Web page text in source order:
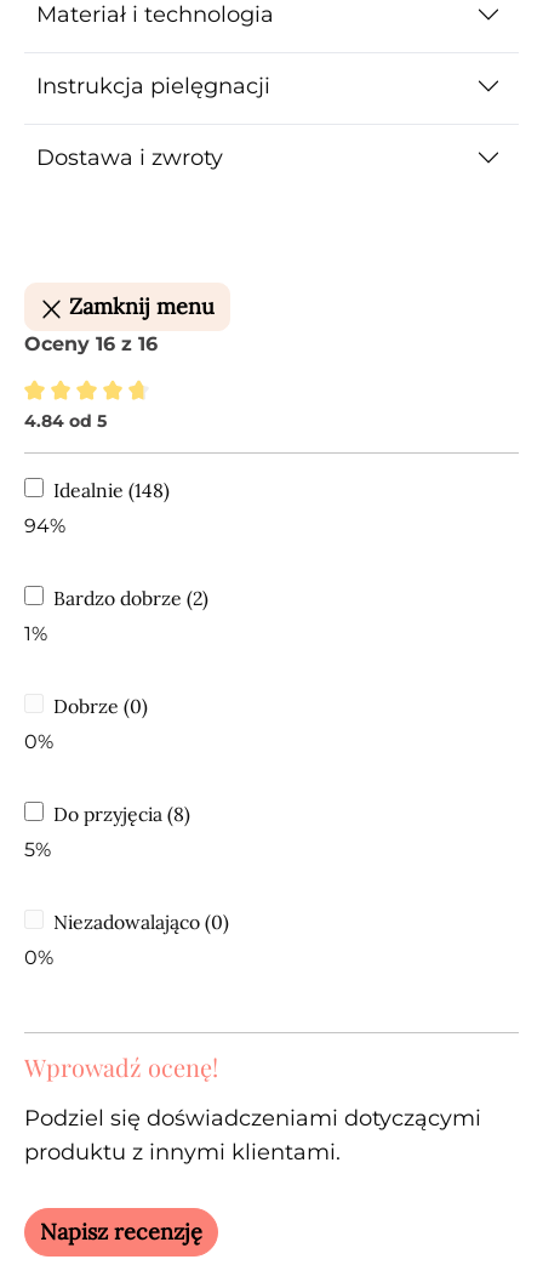
Materiał i technologia
Instrukcja pielęgnacji
Dostawa i zwroty
Zamknij menu
Oceny 16 z 16
Średnia ocena 4.84 z 5 gwiazdek
4.84 od 5
Idealnie (148)
94%
Bardzo dobrze (2)
1%
Dobrze (0)
0%
Do przyjęcia (8)
5%
Niezadowalająco (0)
0%
Wprowadź ocenę!
Podziel się doświadczeniami dotyczącymi
produktu z innymi klientami.
Napisz recenzję